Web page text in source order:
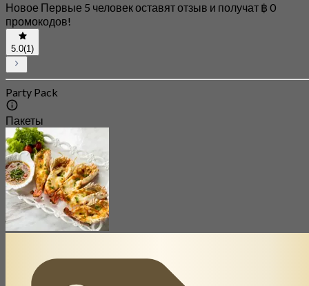
Новое Первые 5 человек оставят отзыв и получат ฿ 0
промокодов!
5.0(1)
Party Pack
Пакеты